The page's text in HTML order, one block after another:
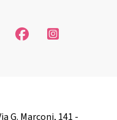
G. Marconi, 141 -